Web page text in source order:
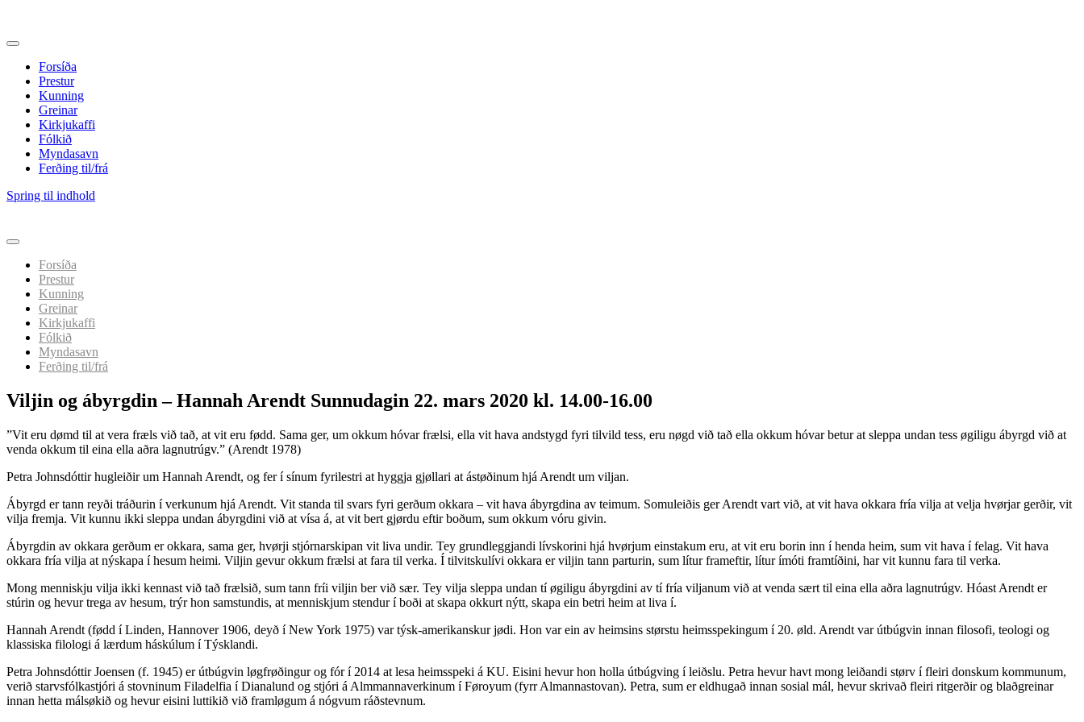
Forsíða
Prestur
Kunning
Greinar
Kirkjukaffi
Fólkið
Myndasavn
Ferðing til/frá
Spring til indhold
Forsíða
Prestur
Kunning
Greinar
Kirkjukaffi
Fólkið
Myndasavn
Ferðing til/frá
Viljin og ábyrgdin – Hannah Arendt Sunnudagin 22. mars 2020 kl. 14.00-16.00
”Vit eru dømd til at vera fræls við tað, at vit eru fødd. Sama ger, um okkum hóvar frælsi, ella vit hava andstygd fyri tilvild tess, eru nøgd við tað ella okkum hóvar betur at sleppa undan tess øgiligu ábyrgd við at
venda okkum til eina ella aðra lagnutrúgv.” (Arendt 1978)
Petra Johnsdóttir hugleiðir um Hannah Arendt, og fer í sínum fyrilestri at hyggja gjøllari at ástøðinum hjá Arendt um viljan.
Ábyrgd er tann reyði tráðurin í verkunum hjá Arendt. Vit standa til svars fyri gerðum okkara – vit hava ábyrgdina av teimum. Somuleiðis ger Arendt vart við, at vit hava okkara fría vilja at velja hvørjar gerðir, vit
vilja fremja. Vit kunnu ikki sleppa undan ábyrgdini við at vísa á, at vit bert gjørdu eftir boðum, sum okkum vóru givin.
Ábyrgdin av okkara gerðum er okkara, sama ger, hvørji stjórnarskipan vit liva undir. Tey grundleggjandi lívskorini hjá hvørjum einstakum eru, at vit eru borin inn í henda heim, sum vit hava í felag. Vit hava
okkara fría vilja at nýskapa í hesum heimi. Viljin gevur okkum frælsi at fara til verka. Í tilvitskulívi okkara er viljin tann parturin, sum lítur frameftir, lítur ímóti framtíðini, har vit kunnu fara til verka.
Mong menniskju vilja ikki kennast við tað frælsið, sum tann fríi viljin ber við sær. Tey vilja sleppa undan tí øgiligu ábyrgdini av tí fría viljanum við at venda sært til eina ella aðra lagnutrúgv. Hóast Arendt er
stúrin og hevur trega av hesum, trýr hon samstundis, at menniskjum stendur í boði at skapa okkurt nýtt, skapa ein betri heim at liva í.
Hannah Arendt (fødd í Linden, Hannover 1906, deyð í New York 1975) var týsk-amerikanskur jødi. Hon var ein av heimsins størstu heimsspekingum í 20. øld. Arendt var útbúgvin innan filosofi, teologi og
klassiska filologi á lærdum háskúlum í Týsklandi.
Petra Johnsdóttir Joensen (f. 1945) er útbúgvin løgfrøðingur og fór í 2014 at lesa heimsspeki á KU. Eisini hevur hon holla útbúgving í leiðslu. Petra hevur havt mong leiðandi størv í fleiri donskum kommunum,
verið starvsfólkastjóri á stovninum Filadelfia í Dianalund og stjóri á Almmannaverkinum í Føroyum (fyrr Almannastovan). Petra, sum er eldhugað innan sosial mál, hevur skrivað fleiri ritgerðir og blaðgreinar
innan hetta málsøkið og hevur eisini luttikið við framløgum á nógvum ráðstevnum.